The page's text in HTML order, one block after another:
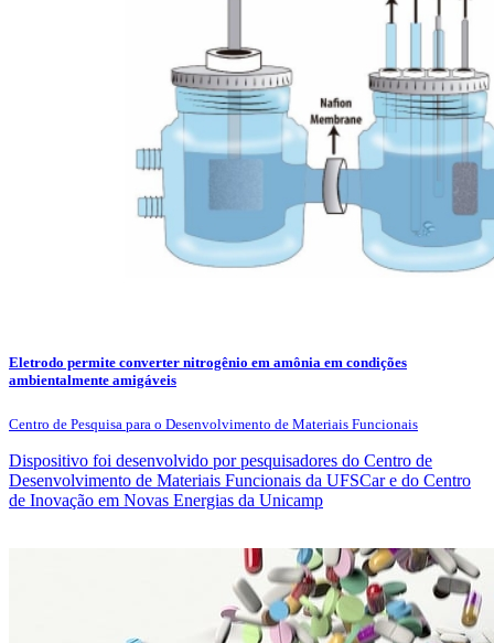
Eletrodo permite converter nitrogênio em amônia em condições
ambientalmente amigáveis
Centro de Pesquisa para o Desenvolvimento de Materiais Funcionais
Dispositivo foi desenvolvido por pesquisadores do Centro de
Desenvolvimento de Materiais Funcionais da UFSCar e do Centro
de Inovação em Novas Energias da Unicamp